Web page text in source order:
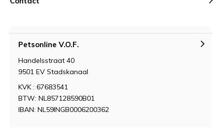
Petsonline V.O.F.
Handelsstraat 40
9501 EV Stadskanaal
KVK : 67683541
BTW: NL857128590B01
IBAN: NL59INGB0006200362